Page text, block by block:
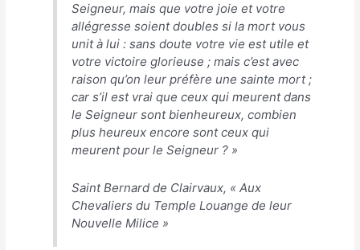
Seigneur, mais que votre joie et votre
allégresse soient doubles si la mort vous
unit à lui : sans doute votre vie est utile et
votre victoire glorieuse ; mais c’est avec
raison qu’on leur préfère une sainte mort ;
car s’il est vrai que ceux qui meurent dans
le Seigneur sont bienheureux, combien
plus heureux encore sont ceux qui
meurent pour le Seigneur ?»
Saint Bernard de Clairvaux, « Aux
Chevaliers du Temple Louange de leur
Nouvelle Milice »